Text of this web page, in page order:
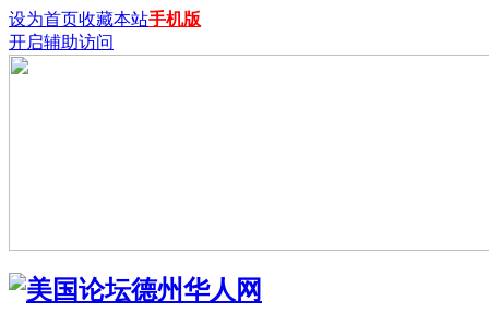
设为首页收藏本站手机版
开启辅助访问